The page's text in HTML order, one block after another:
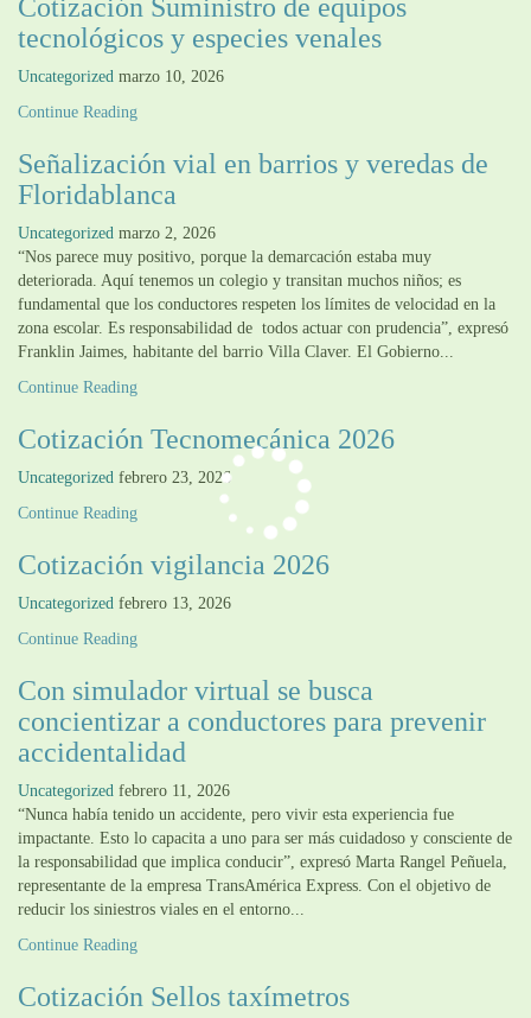
Cotización Suministro de equipos
tecnológicos y especies venales
Uncategorized marzo 10, 2026
Continue Reading
Señalización vial en barrios y veredas de
Floridablanca
Uncategorized marzo 2, 2026
“Nos parece muy positivo, porque la demarcación estaba muy
deteriorada. Aquí tenemos un colegio y transitan muchos niños; es
fundamental que los conductores respeten los límites de velocidad en la
zona escolar. Es responsabilidad de todos actuar con prudencia”, expresó
Franklin Jaimes, habitante del barrio Villa Claver. El Gobierno...
Continue Reading
Cotización Tecnomecánica 2026
Uncategorized febrero 23, 2026
Continue Reading
Cotización vigilancia 2026
Uncategorized febrero 13, 2026
Continue Reading
Con simulador virtual se busca
concientizar a conductores para prevenir
accidentalidad
Uncategorized febrero 11, 2026
“Nunca había tenido un accidente, pero vivir esta experiencia fue
impactante. Esto lo capacita a uno para ser más cuidadoso y consciente de
la responsabilidad que implica conducir”, expresó Marta Rangel Peñuela,
representante de la empresa TransAmérica Express. Con el objetivo de
reducir los siniestros viales en el entorno...
Continue Reading
Cotización Sellos taxímetros